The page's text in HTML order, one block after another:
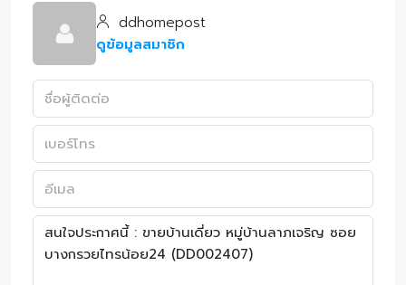
ddhomepost
ดูข้อมูลสมาชิก